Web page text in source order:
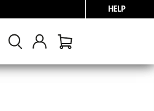
HELP